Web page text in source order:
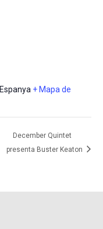
Espanya + Mapa de
December Quintet
presenta Buster Keaton